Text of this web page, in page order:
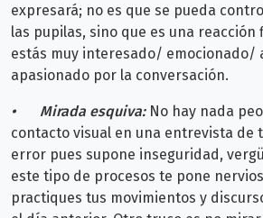
expresará; no es que se pueda
las pupilas, sino que es una reacción
estás muy interesado/ emocionado/
apasionado por la conversación.
• Mirada esquiva: No hay nada
contacto visual en una entrevista de
error pues supone inseguridad,
este tipo de procesos te pone
practiques tus movimientos y